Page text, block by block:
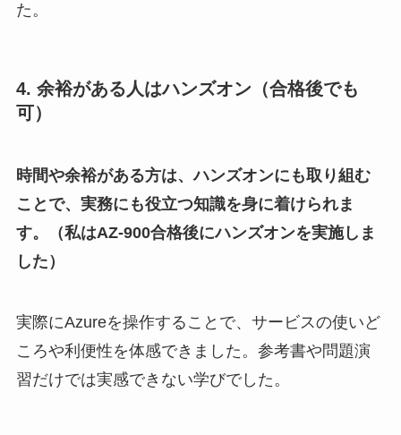
た。
4. 余裕がある人はハンズオン（合格後でも
可）
時間や余裕がある方は、ハンズオンにも取り組む
ことで、実務にも役立つ知識を身に着けられま
す。（私はAZ-900合格後にハンズオンを実施しま
した）
実際にAzureを操作することで、サービスの使いど
ころや利便性を体感できました。参考書や問題演
習だけでは実感できない学びでした。